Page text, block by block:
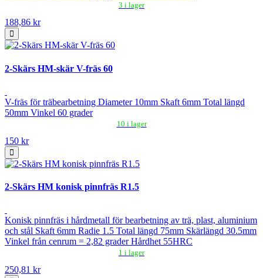
3 i lager
188,86 kr
2-Skärs HM-skär V-fräs 60
V-fräs för träbearbetning Diameter 10mm Skaft 6mm Total längd
50mm Vinkel 60 grader
10 i lager
150 kr
2-Skärs HM konisk pinnfräs R1.5
Konisk pinnfräs i hårdmetall för bearbetning av trä, plast, aluminium
och stål Skaft 6mm Radie 1.5 Total längd 75mm Skärlängd 30.5mm
Vinkel från cenrum = 2,82 grader Hårdhet 55HRC
1 i lager
250,81 kr